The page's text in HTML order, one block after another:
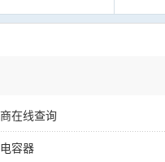
在线查询
容器